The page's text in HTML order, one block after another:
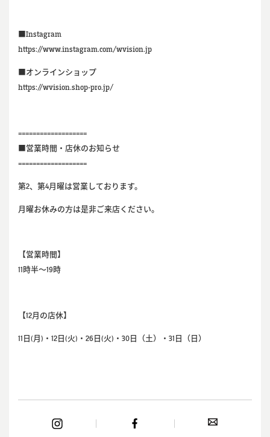
■Instagram
https://www.instagram.com/wvision.jp
■オンラインショップ
https://wvision.shop-pro.jp/
===================
■営業時間・店休のお知らせ
===================
第2、第4月曜は営業しております。
月曜お休みの方は是非ご来店ください。
【営業時間】
11時半～19時
【12月の店休】
11日(月)・12日(火)・26日(火)・30日（土）・31日（日）